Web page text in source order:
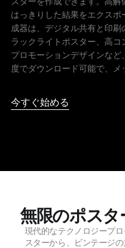
スターを作成できます。高解
はっきりした結果をエクス
成器は、デジタル共有と印刷
ラックライトポスター、高
プロモーションデザインな
度でダウンロード可能で、メ
今すぐ始める
無限のポスタ
現代的なテクノロジープ
スターから、ビンテージ